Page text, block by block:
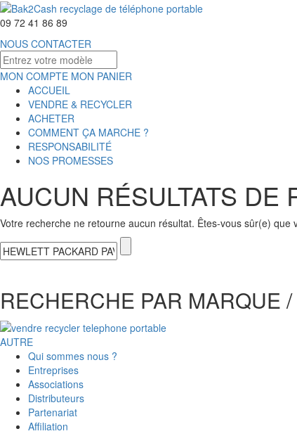
09 72 41 86 89
NOUS CONTACTER
MON COMPTE MON PANIER
ACCUEIL
VENDRE & RECYCLER
ACHETER
COMMENT ÇA MARCHE ?
RESPONSABILITÉ
NOS PROMESSES
AUCUN RÉSULTATS DE
Votre recherche ne retourne aucun résultat. Êtes-vous sûr(e)
RECHERCHE PAR MARQUE
AUTRE
Qui sommes nous ?
Entreprises
Associations
Distributeurs
Partenariat
Affiliation